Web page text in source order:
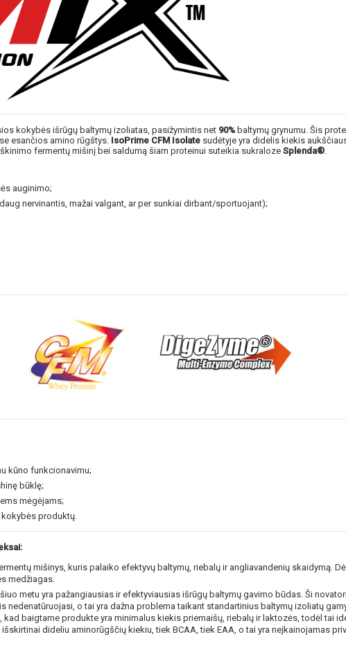
kokybės išrūgų baltymų izoliatas, pasižymintis net 90% baltymų grynumu. Šis
esančios amino rūgštys. IsoPrime CFM Isolate sudėtyje yra didelis kiekis
fermentų mišinį bei saldumą šiam proteinui suteikia sukraloze Splenda®.
auginimo;
nervinantis, mažai valgant, ar per sunkiai dirbant/sportuojant);
kūno funkcionavimu;
būklę;
mėgėjams;
produktų.
mišinys, kuris palaiko efektyvų baltymų, riebalų ir angliavandenių skaidymą.
medžiagas.
šiuo metu yra pažangiausias ir efektyviausias išrūgų baltymų gavimo būdas. Ši
nedenatūruojasi, o tai yra dažna problema taikant standartinius baltymų izoliatų
baigtame produkte yra minimalus kiekis priemaišų, riebalų ir laktozės, todėl tai
dideliu aminorūgščių kiekiu, tiek BCAA, tiek EAA, o tai yra neįkainojamas
NUOLAIDA TAU!
Gauk-10%* nuolaidos kodą
Prenumeruok mūsų
Gauti pasiūlymus ir
Sužinoti, kaip mes apsaugome ir
Jūsų duomenis galite perskaitę mūsų
privatumo politikos sąlygas.